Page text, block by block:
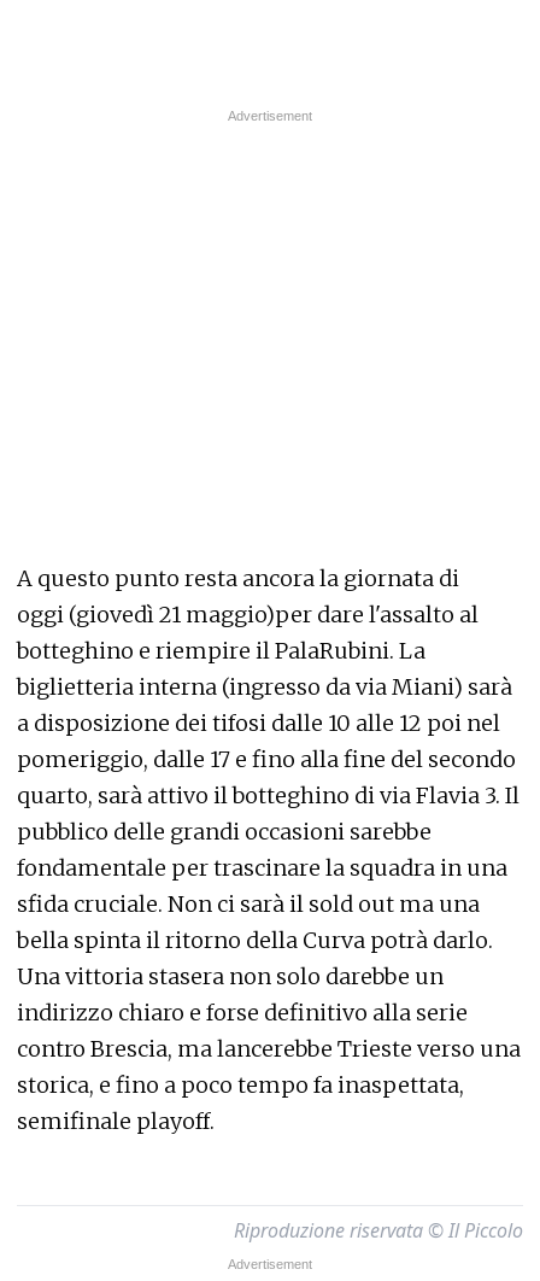
A questo punto resta ancora la giornata di
oggi (giovedì 21 maggio)per dare l'assalto al
botteghino e riempire il PalaRubini. La
biglietteria interna (ingresso da via Miani) sarà
a disposizione dei tifosi dalle 10 alle 12 poi nel
pomeriggio, dalle 17 e fino alla fine del secondo
quarto, sarà attivo il botteghino di via Flavia 3. Il
pubblico delle grandi occasioni sarebbe
fondamentale per trascinare la squadra in una
sfida cruciale. Non ci sarà il sold out ma una
bella spinta il ritorno della Curva potrà darlo.
Una vittoria stasera non solo darebbe un
indirizzo chiaro e forse definitivo alla serie
contro Brescia, ma lancerebbe Trieste verso una
storica, e fino a poco tempo fa inaspettata,
semifinale playoff.
Riproduzione riservata © Il Piccolo